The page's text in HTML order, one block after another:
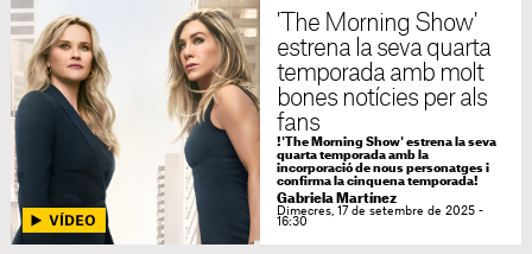
'The Morning Show'
estrena la seva quarta
temporada amb molt
bones notícies per als
fans
!'The Morning Show' estrena la seva
quarta temporada amb la
incorporació de nous personatges i
confirma la cinquena temporada!
Gabriela Martínez
Dimecres, 17 de setembre de 2025 -
16:30